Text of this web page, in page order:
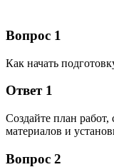
Вопрос 1
Как начать
Ответ 1
Создайте план работ,
материалов и
Вопрос 2